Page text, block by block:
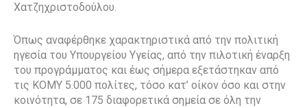
Χατζηχριστοδούλου.
Όπως αναφέρθηκε χαρακτηριστικά από την πολιτική
ηγεσία του Υπουργείου Υγείας, από την πιλοτική έναρξη
του προγράμματος και έως σήμερα εξετάστηκαν από
τις ΚΟΜΥ 5.000 πολίτες, τόσο κατ’ οίκον όσο και στην
κοινότητα, σε 175 διαφορετικά σημεία σε όλη την